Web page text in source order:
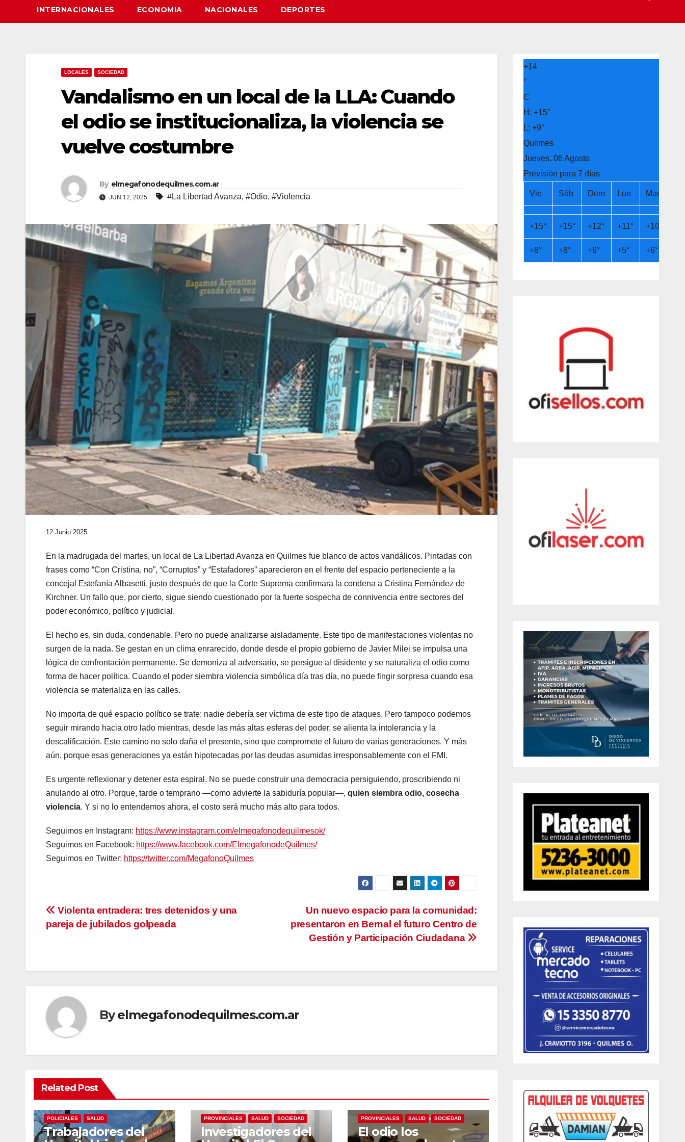
INTERNACIONALES ECONOMIA NACIONALES DEPORTES
LOCALES SOCIEDAD
Vandalismo en un local de la LLA: Cuando
el odio se institucionaliza, la violencia se
vuelve costumbre
By elmegafonodequilmes.com.ar
JUN 12, 2025 #La Libertad Avanza, #Odio, #Violencia
12 Junio 2025
En la madrugada del martes, un local de La Libertad Avanza en Quilmes fue blanco de actos vandálicos. Pintadas con
frases como “Con Cristina, no”, “Corruptos” y “Estafadores” aparecieron en el frente del espacio perteneciente a la
concejal Estefanía Albasetti, justo después de que la Corte Suprema confirmara la condena a Cristina Fernández de
Kirchner. Un fallo que, por cierto, sigue siendo cuestionado por la fuerte sospecha de connivencia entre sectores del
poder económico, político y judicial.
El hecho es, sin duda, condenable. Pero no puede analizarse aisladamente. Este tipo de manifestaciones violentas no
surgen de la nada. Se gestan en un clima enrarecido, donde desde el propio gobierno de Javier Milei se impulsa una
lógica de confrontación permanente. Se demoniza al adversario, se persigue al disidente y se naturaliza el odio como
forma de hacer política. Cuando el poder siembra violencia simbólica día tras día, no puede fingir sorpresa cuando esa
violencia se materializa en las calles.
No importa de qué espacio político se trate: nadie debería ser víctima de este tipo de ataques. Pero tampoco podemos
seguir mirando hacia otro lado mientras, desde las más altas esferas del poder, se alienta la intolerancia y la
descalificación. Este camino no solo daña el presente, sino que compromete el futuro de varias generaciones. Y más
aún, porque esas generaciones ya están hipotecadas por las deudas asumidas irresponsablemente con el FMI.
Es urgente reflexionar y detener esta espiral. No se puede construir una democracia persiguiendo, proscribiendo ni
anulando al otro. Porque, tarde o temprano —como advierte la sabiduría popular—, quien siembra odio, cosecha
violencia. Y si no lo entendemos ahora, el costo será mucho más alto para todos.
Seguimos en Instagram: https://www.instagram.com/elmegafonodequilmesok/
Seguimos en Facebook: https://www.facebook.com/ElmegafonodeQuilmes/
Seguimos en Twitter: https://twitter.com/MegafonoQuilmes
Navegación
de
Un nuevo espacio para la comunidad:
presentaron en Bernal el futuro Centro de
Gestión y Participación Ciudadana
Violenta entradera: tres detenidos y una
pareja de jubilados golpeada
Byelmegafonodequilmes.com.ar
Related Post
POLICIALES SALUD
Trabajadores del
PROVINCIALES SALUD SOCIEDAD
Investigadores del
PROVINCIALES SALUD SOCIEDAD
El odio los
+14
°
C
H: +15°
L: +9°
Quilmes
Jueves, 06 Agosto
Previsión para 7 días
Vie Sáb Dom Lun Mar
+15° +15° +12° +11° +10°
+8° +8° +6° +5° +6°